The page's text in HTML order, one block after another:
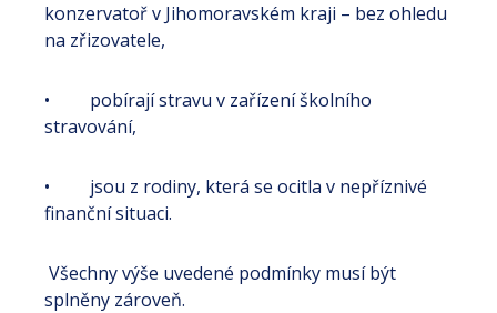
konzervatoř v Jihomoravském kraji – bez ohledu
na zřizovatele,
• pobírají stravu v zařízení školního
stravování,
• jsou z rodiny, která se ocitla v nepříznivé
finanční situaci.
Všechny výše uvedené podmínky musí být
splněny zároveň.